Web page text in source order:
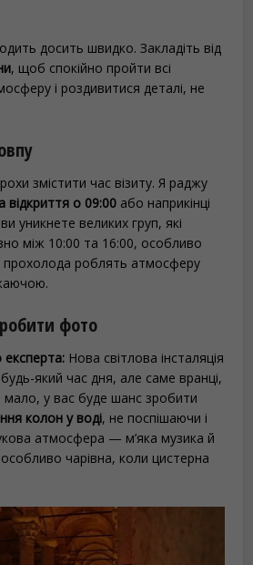
досить швидко. Закладіть від
, щоб спокійно пройти всі
і роздивитися деталі, не
змістити час візиту. Я раджу
відкриття о 09:00 або наприкінці
уникнете великих груп, які
між 10:00 та 16:00, особливо
прохолода роблять атмосферу
фото
експерта: Нова світлова інсталяція
який час дня, але саме вранці,
мало, у вас буде шанс зробити
колон у воді, не поспішаючи і
атмосфера — м’яка музика й
чарівна, коли цистерна